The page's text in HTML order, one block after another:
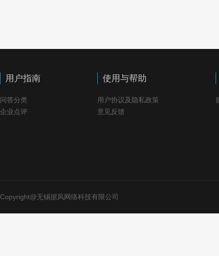
用户指南
问答分类
企业点评
使用与帮助
用户协议及隐私政策
意见反馈
Copyright@无锡据风网络科技有限公司